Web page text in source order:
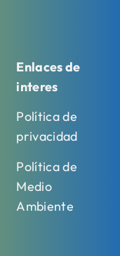
Enlaces de
interes
Política de
privacidad
Política de
Medio
Ambiente